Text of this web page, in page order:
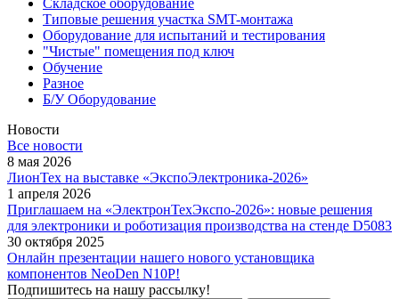
Складское оборудование
Типовые решения участка SMT-монтажа
Оборудование для испытаний и тестирования
"Чистые" помещения под ключ
Обучение
Разное
Б/У Оборудование
Новости
Все новости
8 мая 2026
ЛионТех на выставке «ЭкспоЭлектроника-2026»
1 апреля 2026
Приглашаем на «ЭлектронТехЭкспо-2026»: новые решения
для электроники и роботизация производства на стенде D5083
30 октября 2025
Онлайн презентации нашего нового установщика
компонентов NeoDen N10P!
Подпишитесь на нашу рассылку!